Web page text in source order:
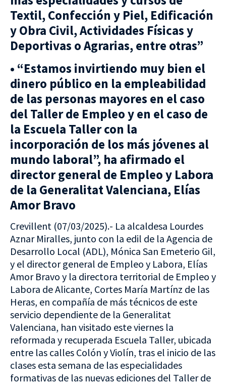
Textil, Confección y Piel, Edificación
y Obra Civil, Actividades Físicas y
Deportivas o Agrarias, entre otras”
• “Estamos invirtiendo muy bien el
dinero público en la empleabilidad
de las personas mayores en el caso
del Taller de Empleo y en el caso de
la Escuela Taller con la
incorporación de los más jóvenes al
mundo laboral”, ha afirmado el
director general de Empleo y Labora
de la Generalitat Valenciana, Elías
Amor Bravo
Crevillent (07/03/2025).- La alcaldesa Lourdes
Aznar Miralles, junto con la edil de la Agencia de
Desarrollo Local (ADL), Mónica San Emeterio Gil,
y el director general de Empleo y Labora, Elías
Amor Bravo y la directora territorial de Empleo y
Labora de Alicante, Cortes María Martínz de las
Heras, en compañía de más técnicos de este
servicio dependiente de la Generalitat
Valenciana, han visitado este viernes la
reformada y recuperada Escuela Taller, ubicada
entre las calles Colón y Violín, tras el inicio de las
clases esta semana de las especialidades
formativas de las nuevas ediciones del Taller de